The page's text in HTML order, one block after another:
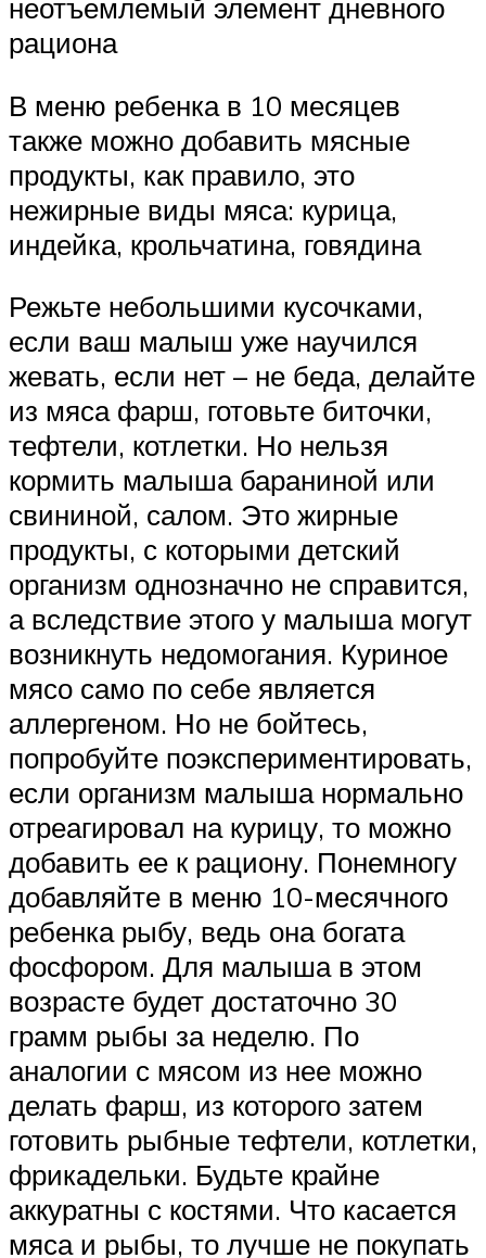
неотъемлемый элемент дневного
рациона
В меню ребенка в 10 месяцев
также можно добавить мясные
продукты, как правило, это
нежирные виды мяса: курица,
индейка, крольчатина, говядина
Режьте небольшими кусочками,
если ваш малыш уже научился
жевать, если нет – не беда, делайте
из мяса фарш, готовьте биточки,
тефтели, котлетки. Но нельзя
кормить малыша бараниной или
свининой, салом. Это жирные
продукты, с которыми детский
организм однозначно не справится,
а вследствие этого у малыша могут
возникнуть недомогания. Куриное
мясо само по себе является
аллергеном. Но не бойтесь,
попробуйте поэкспериментировать,
если организм малыша нормально
отреагировал на курицу, то можно
добавить ее к рациону. Понемногу
добавляйте в меню 10-месячного
ребенка рыбу, ведь она богата
фосфором. Для малыша в этом
возрасте будет достаточно 30
грамм рыбы за неделю. По
аналогии с мясом из нее можно
делать фарш, из которого затем
готовить рыбные тефтели, котлетки,
фрикадельки. Будьте крайне
аккуратны с костями. Что касается
мяса и рыбы, то лучше не покупать